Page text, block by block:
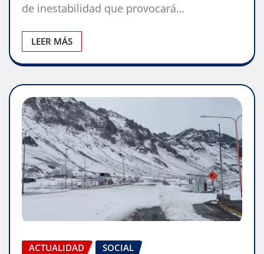
de inestabilidad que provocará…
LEER MÁS
ACTUALIDAD
SOCIAL